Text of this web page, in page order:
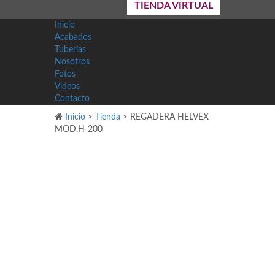
TIENDA VIRTUAL
Inicio
Acabados
Tuberias
Nosotros
Fotos
Videos
Contacto
Inicio > Tienda > REGADERA HELVEX
MOD.H-200